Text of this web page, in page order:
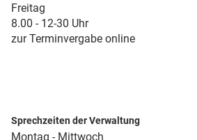
Freitag
8.00 - 12-30 Uhr
zur Terminvergabe online
Sprechzeiten der Verwaltung
Montag - Mittwoch